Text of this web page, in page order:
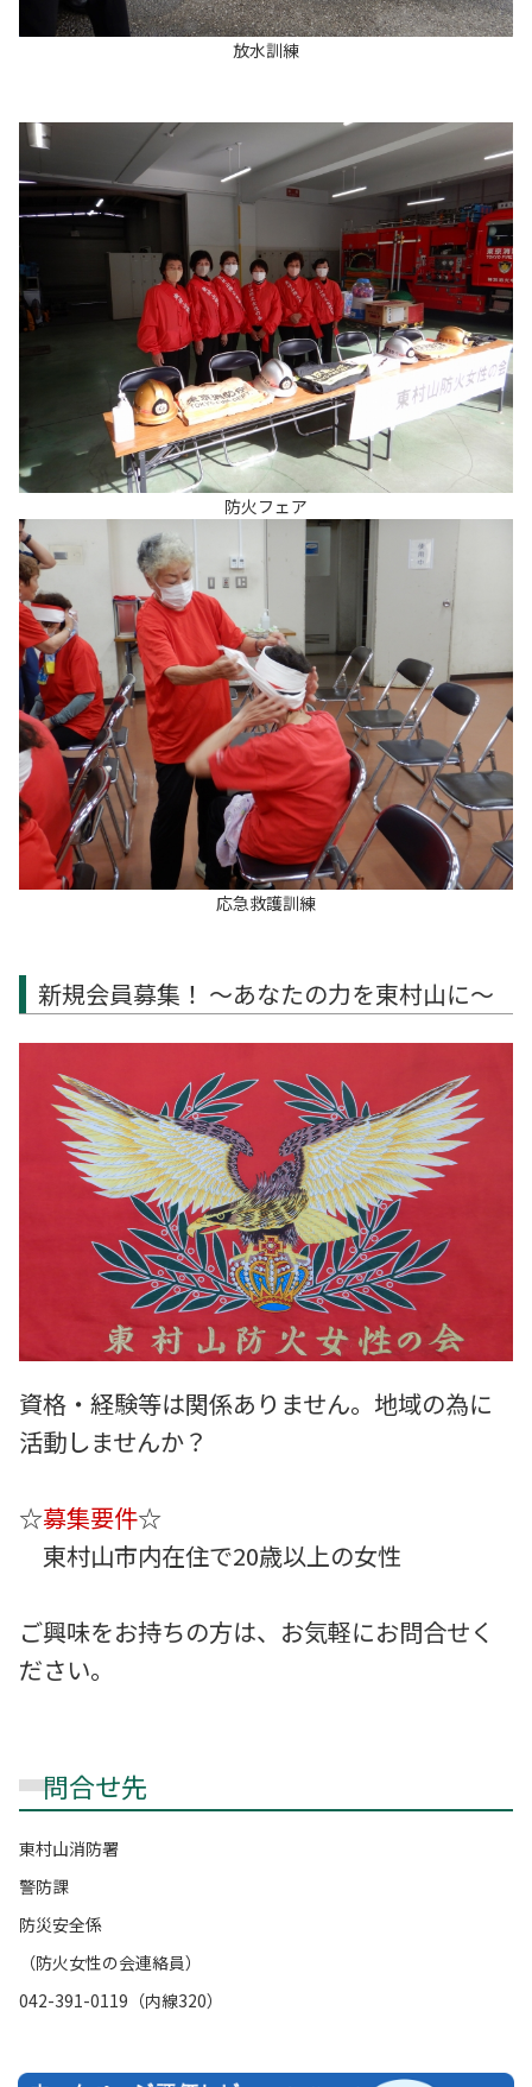
放水訓練
防火フェア
応急救護訓練
新規会員募集！ ～あなたの力を東村山に～
資格・経験等は関係ありません。地域の為に
活動しませんか？
☆募集要件☆
東村山市内在住で20歳以上の女性
ご興味をお持ちの方は、お気軽にお問合せく
ださい。
問合せ先
東村山消防署
警防課
防災安全係
（防火女性の会連絡員）
042-391-0119（内線320）